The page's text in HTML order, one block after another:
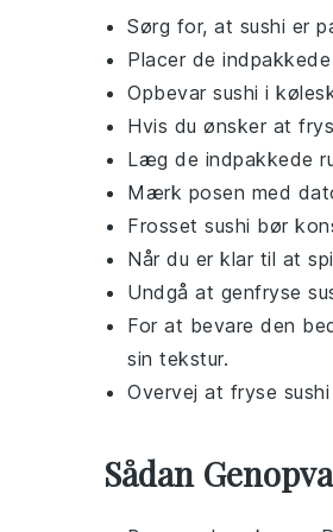
Sørg for, at sushi er
Placer de indpakkede
Opbevar sushi i
Hvis du ønsker at
Læg de indpakkede
Mærk posen med
Frosset sushi bør
Når du er klar til at
Undgå at genfryse
For at bevare den
sin tekstur.
Overvej at fryse sushi
Sådan